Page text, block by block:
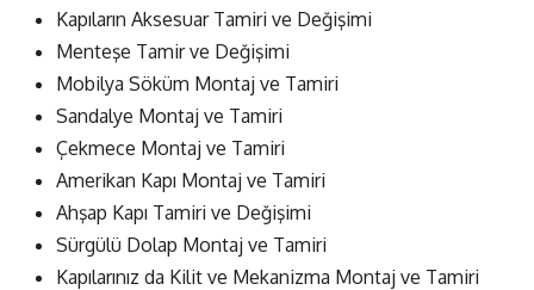
Kapıların Aksesuar Tamiri ve Değişimi
Menteşe Tamir ve Değişimi
Mobilya Söküm Montaj ve Tamiri
Sandalye Montaj ve Tamiri
Çekmece Montaj ve Tamiri
Amerikan Kapı Montaj ve Tamiri
Ahşap Kapı Tamiri ve Değişimi
Sürgülü Dolap Montaj ve Tamiri
Kapılarınız da Kilit ve Mekanizma Montaj ve Tamiri